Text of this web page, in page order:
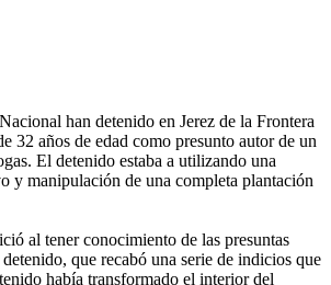
han detenido en Jerez de la Frontera
32 años de edad como presunto autor de un
El detenido estaba a utilizando una
y manipulación de una completa plantación
al tener conocimiento de las presuntas
que recabó una serie de indicios que
había transformado el interior del